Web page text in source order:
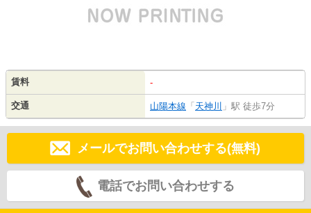
賃料 -
交通 山陽本線 「天神川 」駅 徒歩7分
メールでお問い合わせする(無料)
電話でお問い合わせする